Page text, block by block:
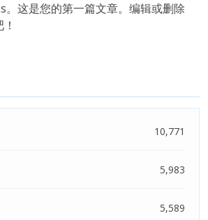
这是您的第一篇文章。编辑或删除
10,771
5,983
5,589